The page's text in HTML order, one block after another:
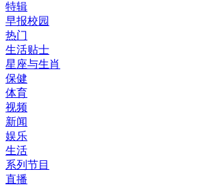
特辑
早报校园
热门
生活贴士
星座与生肖
保健
体育
视频
新闻
娱乐
生活
系列节目
直播